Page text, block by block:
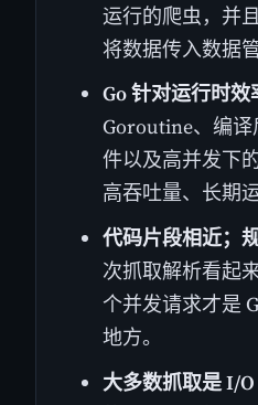
运行的爬虫，并
将数据传入数据管
Go 针对运行时效
Goroutine、编
件以及高并发下
高吞吐量、长期
代码片段相近；
次抓取解析看起
个并发请求才是
地方。
大多数抓取是 I/O